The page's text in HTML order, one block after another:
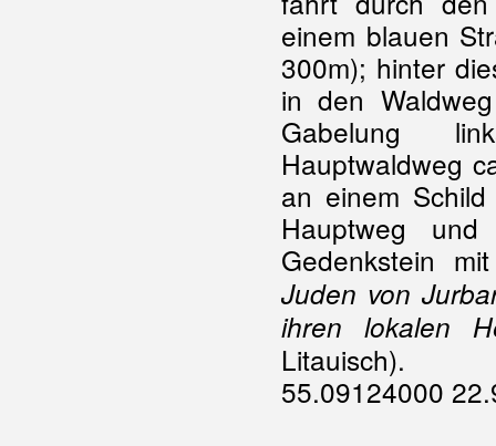
einem blauen
300m); hinter
in den
Gabelung
Hauptwaldweg
an einem
Hauptweg
Gedenkstein
Juden von
ihren lokalen
Litauisch).
55.09124000